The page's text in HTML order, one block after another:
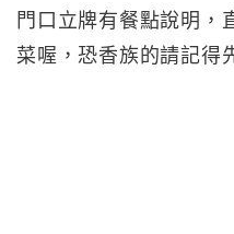
門口立牌有餐點說明，
菜喔，恐香族的請記得